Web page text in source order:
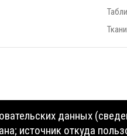
Ткани
данных
источник откуда